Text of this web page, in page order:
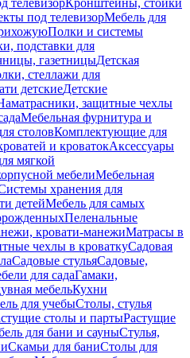
телевизорКронштейны, стойки
под телевизорМебель для
Полки и системы
подставки для
газетницыДетская
стеллажи для
детскиеДетские
защитные чехлы
Мебельная фурнитура и
столовКомплектующие для
и кроватокАксессуары
мягкой
мебелиМебельная
хранения для
детейМебель для самых
Пеленальные
кровати-манежиМатрасы в
чехлы в кроваткуСадовая
Садовые стульяСадовые,
для садаГамаки,
мебельКухни
для учебыСтолы, стулья
столы и партыРастущие
для бани и сауныСтулья,
Скамьи для баниСтолы для